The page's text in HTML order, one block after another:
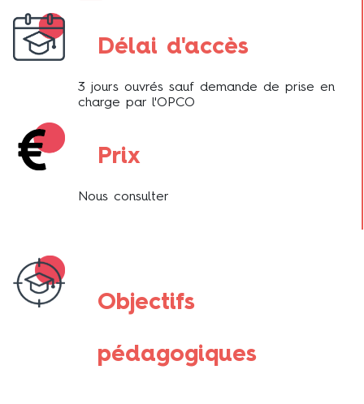
Délai d'accès
3 jours ouvrés sauf demande de prise en
charge par l'OPCO
Prix
Nous consulter
Objectifs
pédagogiques